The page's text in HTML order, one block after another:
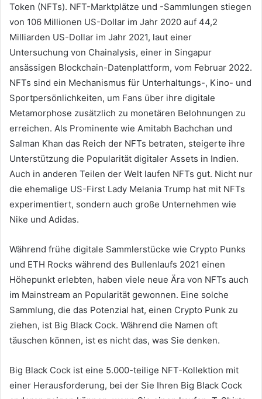
Token (NFTs). NFT-Marktplätze und -Sammlungen stiegen
von 106 Millionen US-Dollar im Jahr 2020 auf 44,2
Milliarden US-Dollar im Jahr 2021, laut einer
Untersuchung von Chainalysis, einer in Singapur
ansässigen Blockchain-Datenplattform, vom Februar 2022.
NFTs sind ein Mechanismus für Unterhaltungs-, Kino- und
Sportpersönlichkeiten, um Fans über ihre digitale
Metamorphose zusätzlich zu monetären Belohnungen zu
erreichen. Als Prominente wie Amitabh Bachchan und
Salman Khan das Reich der NFTs betraten, steigerte ihre
Unterstützung die Popularität digitaler Assets in Indien.
Auch in anderen Teilen der Welt laufen NFTs gut. Nicht nur
die ehemalige US-First Lady Melania Trump hat mit NFTs
experimentiert, sondern auch große Unternehmen wie
Nike und Adidas.
Während frühe digitale Sammlerstücke wie Crypto Punks
und ETH Rocks während des Bullenlaufs 2021 einen
Höhepunkt erlebten, haben viele neue Ära von NFTs auch
im Mainstream an Popularität gewonnen. Eine solche
Sammlung, die das Potenzial hat, einen Crypto Punk zu
ziehen, ist Big Black Cock. Während die Namen oft
täuschen können, ist es nicht das, was Sie denken.
Big Black Cock ist eine 5.000-teilige NFT-Kollektion mit
einer Herausforderung, bei der Sie Ihren Big Black Cock